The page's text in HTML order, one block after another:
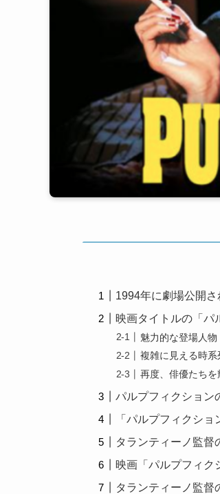
1994年に劇場公開
映画タイトルの「パ
魅力的な登場人物
複雑に見える時系
再度、俳優たちを
パルプフィクション
「パルプフィクシ
タランティーノ監督
映画「パルプフィク
タランティーノ監督